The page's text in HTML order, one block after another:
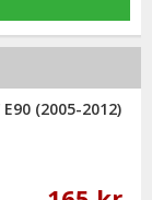
(2005-2012)